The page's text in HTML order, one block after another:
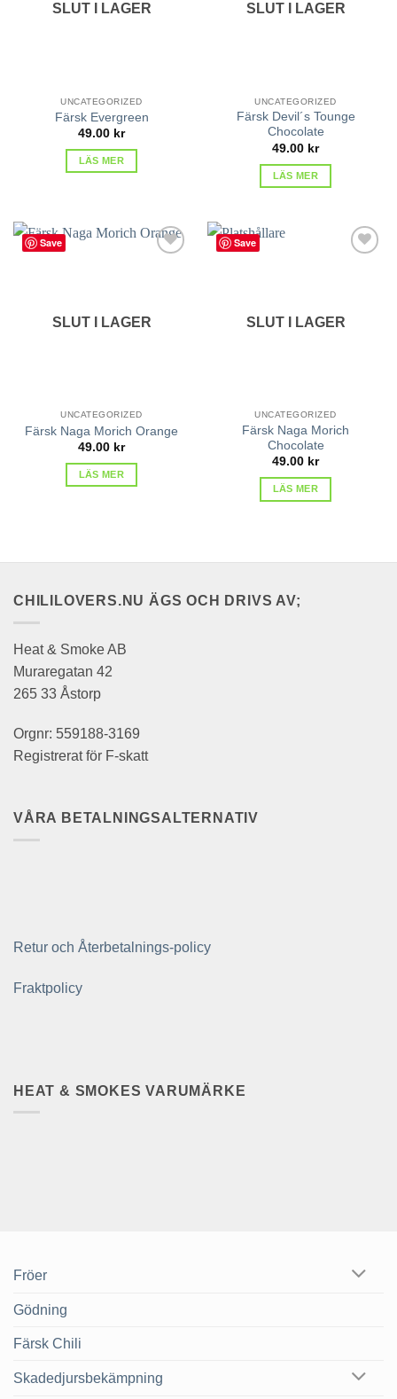
SLUT I LAGER
UNCATEGORIZED
Färsk Evergreen
49.00 kr
LÄS MER
SLUT I LAGER
UNCATEGORIZED
Färsk Devil´s Tounge
Chocolate
49.00 kr
LÄS MER
Save
SLUT I LAGER
UNCATEGORIZED
Färsk Naga Morich Orange
49.00 kr
LÄS MER
Save
SLUT I LAGER
UNCATEGORIZED
Färsk Naga Morich
Chocolate
49.00 kr
LÄS MER
CHILILOVERS.NU ÄGS OCH DRIVS AV;
Heat & Smoke AB
Muraregatan 42
265 33 Åstorp
Orgnr: 559188-3169
Registrerat för F-skatt
VÅRA BETALNINGSALTERNATIV
Retur och Återbetalnings-policy
Fraktpolicy
HEAT & SMOKES VARUMÄRKE
Fröer
Gödning
Färsk Chili
Skadedjursbekämpning